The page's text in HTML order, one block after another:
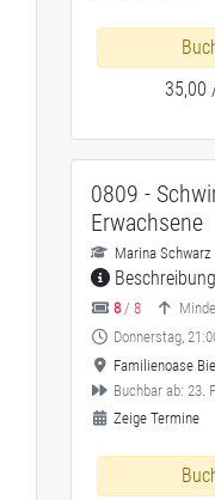
35,00
0809 -
Erwachsene
Marina Schwarz
8 / 8
Donnerstag,
Familienoase
Buchbar ab: 23.
Zeige Termine